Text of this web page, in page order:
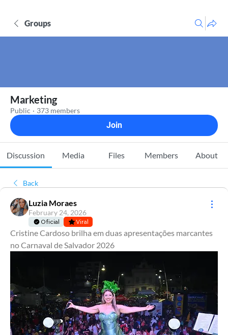
Groups
Marketing
Public · 373 members
Join
Discussion Media Files Members About
Back
Luzia Moraes
February 24, 2026
Oficial Viral
Cristine Cardoso brilha em duas apresentações marcantes
no Carnaval de Salvador 2026